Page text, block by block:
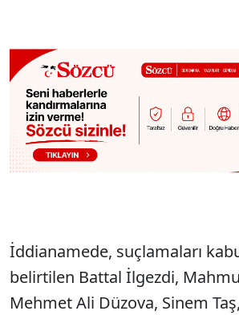
İddianamede, suçlamaları
belirtilen Battal İlgezdi,
Mehmet Ali Düzova, Sinem